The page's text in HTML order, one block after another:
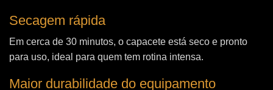
Secagem rápida
Em cerca de 30 minutos, o capacete está seco e pronto
para uso, ideal para quem tem rotina intensa.
Maior durabilidade do equipamento